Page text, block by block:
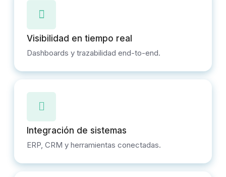
Visibilidad en tiempo real
Dashboards y trazabilidad end-to-end.
Integración de sistemas
ERP, CRM y herramientas conectadas.